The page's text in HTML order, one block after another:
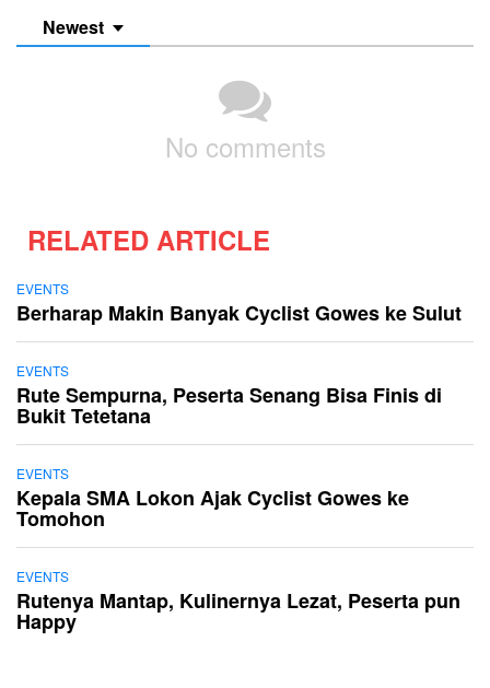
Newest
No comments
RELATED ARTICLE
EVENTS
Berharap Makin Banyak Cyclist Gowes ke Sulut
EVENTS
Rute Sempurna, Peserta Senang Bisa Finis di
Bukit Tetetana
EVENTS
Kepala SMA Lokon Ajak Cyclist Gowes ke
Tomohon
EVENTS
Rutenya Mantap, Kulinernya Lezat, Peserta pun
Happy